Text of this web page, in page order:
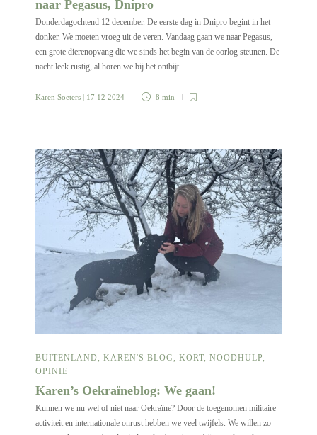
naar Pegasus, Dnipro
Donderdagochtend 12 december. De eerste dag in Dnipro begint in het
donker. We moeten vroeg uit de veren. Vandaag gaan we naar Pegasus,
een grote dierenopvang die we sinds het begin van de oorlog steunen. De
nacht leek rustig, al horen we bij het ontbijt…
Karen Soeters | 17 12 2024 8 min
BUITENLAND, KAREN'S BLOG, KORT, NOODHULP,
OPINIE
Karen’s Oekraïneblog: We gaan!
Kunnen we nu wel of niet naar Oekraïne? Door de toegenomen militaire
activiteit en internationale onrust hebben we veel twijfels. We willen zo